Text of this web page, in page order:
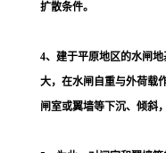
扩散条件。
4、建于平原地区的水闸
大，在水闸自重与外荷载
闸室或翼墙等下沉、倾斜